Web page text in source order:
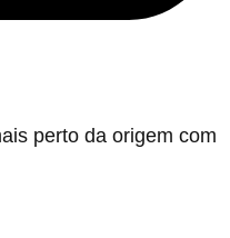
perto da origem com